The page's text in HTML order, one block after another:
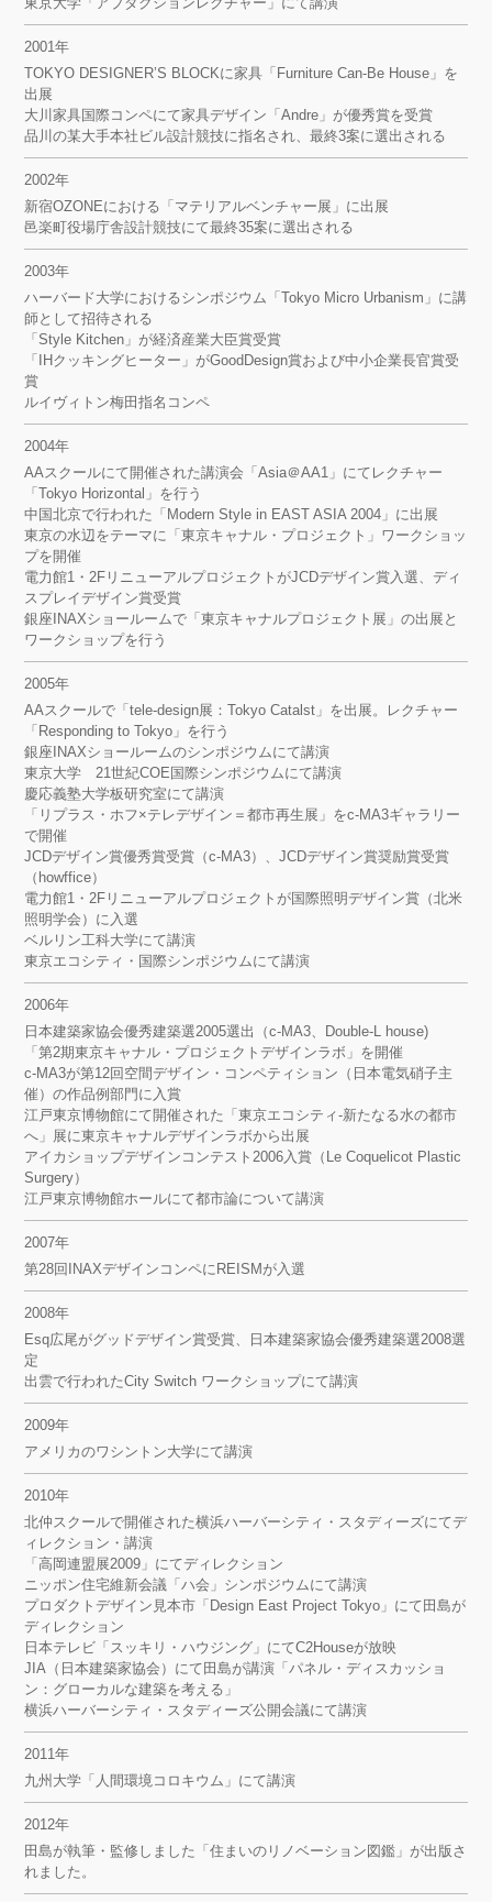
2001年
TOKYO DESIGNER’S BLOCKに家具「Furniture Can-Be House」を
出展
大川家具国際コンペにて家具デザイン「Andre」が優秀賞を受賞
品川の某大手本社ビル設計競技に指名され、最終3案に選出される
2002年
新宿OZONEにおける「マテリアルベンチャー展」に出展
邑楽町役場庁舎設計競技にて最終35案に選出される
2003年
ハーバード大学におけるシンポジウム「Tokyo Micro Urbanism」に講
師として招待される
「Style Kitchen」が経済産業大臣賞受賞
「IHクッキングヒーター」がGoodDesign賞および中小企業長官賞受
賞
ルイヴィトン梅田指名コンペ
2004年
AAスクールにて開催された講演会「Asia＠AA1」にてレクチャー
「Tokyo Horizontal」を行う
中国北京で行われた「Modern Style in EAST ASIA 2004」に出展
東京の水辺をテーマに「東京キャナル・プロジェクト」ワークショッ
プを開催
電力館1・2FリニューアルプロジェクトがJCDデザイン賞入選、ディ
スプレイデザイン賞受賞
銀座INAXショールームで「東京キャナルプロジェクト展」の出展と
ワークショップを行う
2005年
AAスクールで「tele-design展：Tokyo Catalst」を出展。レクチャー
「Responding to Tokyo」を行う
銀座INAXショールームのシンポジウムにて講演
東京大学 21世紀COE国際シンポジウムにて講演
慶応義塾大学板研究室にて講演
「リプラス・ホフ×テレデザイン＝都市再生展」をc-MA3ギャラリー
で開催
JCDデザイン賞優秀賞受賞（c-MA3）、JCDデザイン賞奨励賞受賞
（howffice）
電力館1・2Fリニューアルプロジェクトが国際照明デザイン賞（北米
照明学会）に入選
ベルリン工科大学にて講演
東京エコシティ・国際シンポジウムにて講演
2006年
日本建築家協会優秀建築選2005選出（c-MA3、Double-L house)
「第2期東京キャナル・プロジェクトデザインラボ」を開催
c-MA3が第12回空間デザイン・コンペティション（日本電気硝子主
催）の作品例部門に入賞
江戸東京博物館にて開催された「東京エコシティ-新たなる水の都市
へ」展に東京キャナルデザインラボから出展
アイカショップデザインコンテスト2006入賞（Le Coquelicot Plastic
Surgery）
江戸東京博物館ホールにて都市論について講演
2007年
第28回INAXデザインコンペにREISMが入選
2008年
Esq広尾がグッドデザイン賞受賞、日本建築家協会優秀建築選2008選
定
出雲で行われたCity Switch ワークショップにて講演
2009年
アメリカのワシントン大学にて講演
2010年
北仲スクールで開催された横浜ハーバーシティ・スタディーズにてデ
ィレクション・講演
「高岡連盟展2009」にてディレクション
ニッポン住宅維新会議「ハ会」シンポジウムにて講演
プロダクトデザイン見本市「Design East Project Tokyo」にて田島が
ディレクション
日本テレビ「スッキリ・ハウジング」にてC2Houseが放映
JIA（日本建築家協会）にて田島が講演「パネル・ディスカッショ
ン：グローカルな建築を考える」
横浜ハーバーシティ・スタディーズ公開会議にて講演
2011年
九州大学「人間環境コロキウム」にて講演
2012年
田島が執筆・監修しました「住まいのリノベーション図鑑」が出版さ
れました。